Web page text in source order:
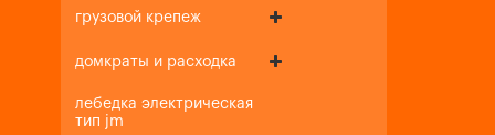
грузовой крепеж
домкраты и расходка
лебедка электрическая
тип jm